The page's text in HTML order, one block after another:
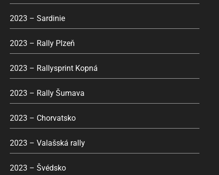
2023 – Sardinie
2023 – Rally Plzeň
2023 – Rallysprint Kopná
2023 – Rally Šumava
2023 – Chorvatsko
2023 – Valašská rally
2023 – Švédsko